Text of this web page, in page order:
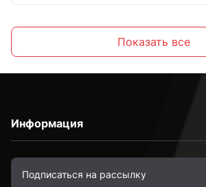
С полукруглой головкой
С потайной головкой
Показать все
Информация